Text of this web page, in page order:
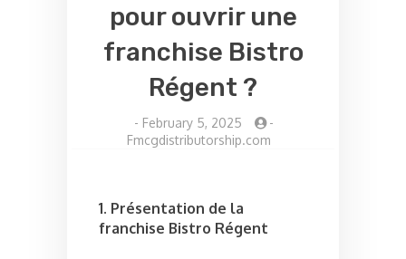
pour ouvrir une
franchise Bistro
Régent ?
- February 5, 2025
-
Fmcgdistributorship.com
1. Présentation de la
franchise Bistro Régent